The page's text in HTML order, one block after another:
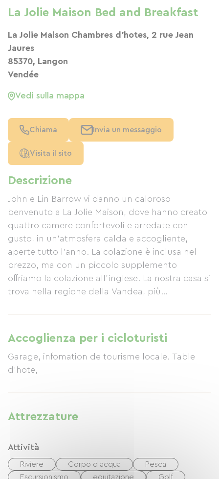
Descrizione
John e Lin Barrow vi danno un caloroso
benvenuto a La Jolie Maison, dove hanno creato
quattro camere confortevoli e arredate con
gusto, in un'atmosfera calda e accogliente,
aperte tutto l'anno. La colazione è inclusa nel
prezzo, ma con un piccolo supplemento
offriamo la colazione all'inglese. La nostra casa si
trova nella regione della Vandea, più
turistica), a 40 minuti dalla costa atlantica. La
Vandea meridionale gode di un microclima
caldo e soleggiato. Siamo inoltre a solo un'ora
dallo spettacolare parco a tema Puy du Fou.
Accoglienza per i cicloturisti
Garage, infomation de tourisme locale. Table
d'hote,
Attrezzature
Attività
Riviere Corpo d'acqua
Pesca
Escursionismo
equitazione Golf
La Jolie Maison Bed and Breakfast
La Jolie Maison Chambres d'hotes, 2 rue Jean
Jaures
85370, Langon
Vendée
Vedi sulla mappa
Chiama Invia un messaggio
Visita il sito